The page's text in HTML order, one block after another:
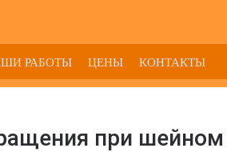
РАБОТЫ ЦЕНЫ КОНТАКТЫ
при шейном